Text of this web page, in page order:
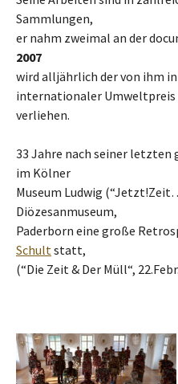
Sammlungen,
er nahm zweimal an der
2007
wird alljährlich der von ihm
internationaler Umweltpreis
verliehen.
33 Jahre nach seiner letzten
im Kölner
Museum Ludwig
Diözesanmuseum,
Paderborn eine große
Schult statt,
(“Die Zeit & Der Müll“,